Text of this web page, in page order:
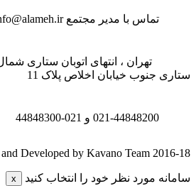
تماس با مدیر مجتمعinfo@alameh.ir
تهران ، انتهای اتوبان ستاری شمال،
جنوب خیابان اخلاص پلاک 11
021-44848200 و 021-44848300
and Developed by Kavano Team
مورد نظر خود را انتخاب کنید x